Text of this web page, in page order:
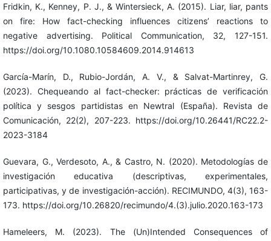
Fridkin, K., Kenney, P. J., & Wintersieck, A. (2015). Liar, liar, pants
on fire: How fact-checking influences citizens’ reactions to
negative advertising. Political Communication, 32, 127-151.
https://doi.org/10.1080.10584609.2014.914613
García-Marín, D., Rubio-Jordán, A. V., & Salvat-Martinrey, G.
(2023). Chequeando al fact-checker: prácticas de verificación
política y sesgos partidistas en Newtral (España). Revista de
Comunicación, 22(2), 207-223. https://doi.org/10.26441/RC22.2-
2023-3184
Guevara, G., Verdesoto, A., & Castro, N. (2020). Metodologías de
investigación educativa (descriptivas, experimentales,
participativas, y de investigación-acción). RECIMUNDO, 4(3), 163-
173. https://doi.org/10.26820/recimundo/4.(3).julio.2020.163-173
Hameleers, M. (2023). The (Un)Intended Consequences of